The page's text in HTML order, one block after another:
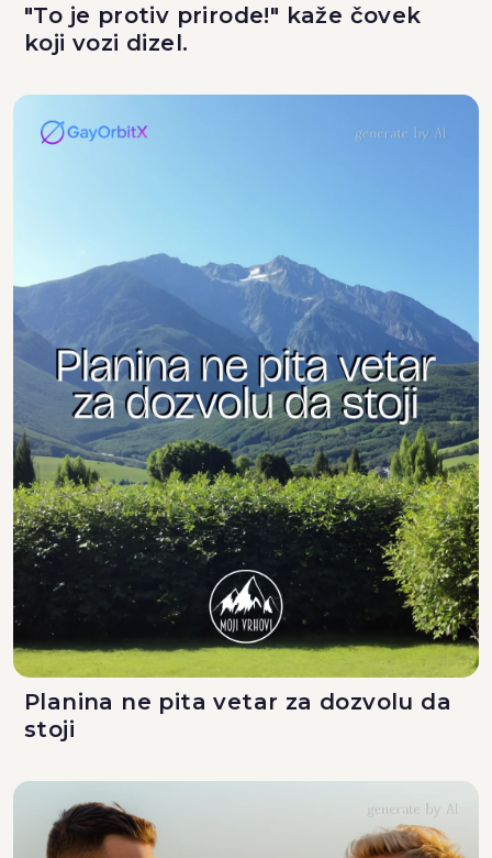
"To je protiv prirode!" kaže čovek
koji vozi dizel.
Planina ne pita vetar za dozvolu da
stoji